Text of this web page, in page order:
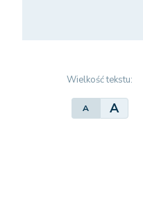
Wielkość tekstu:
A A